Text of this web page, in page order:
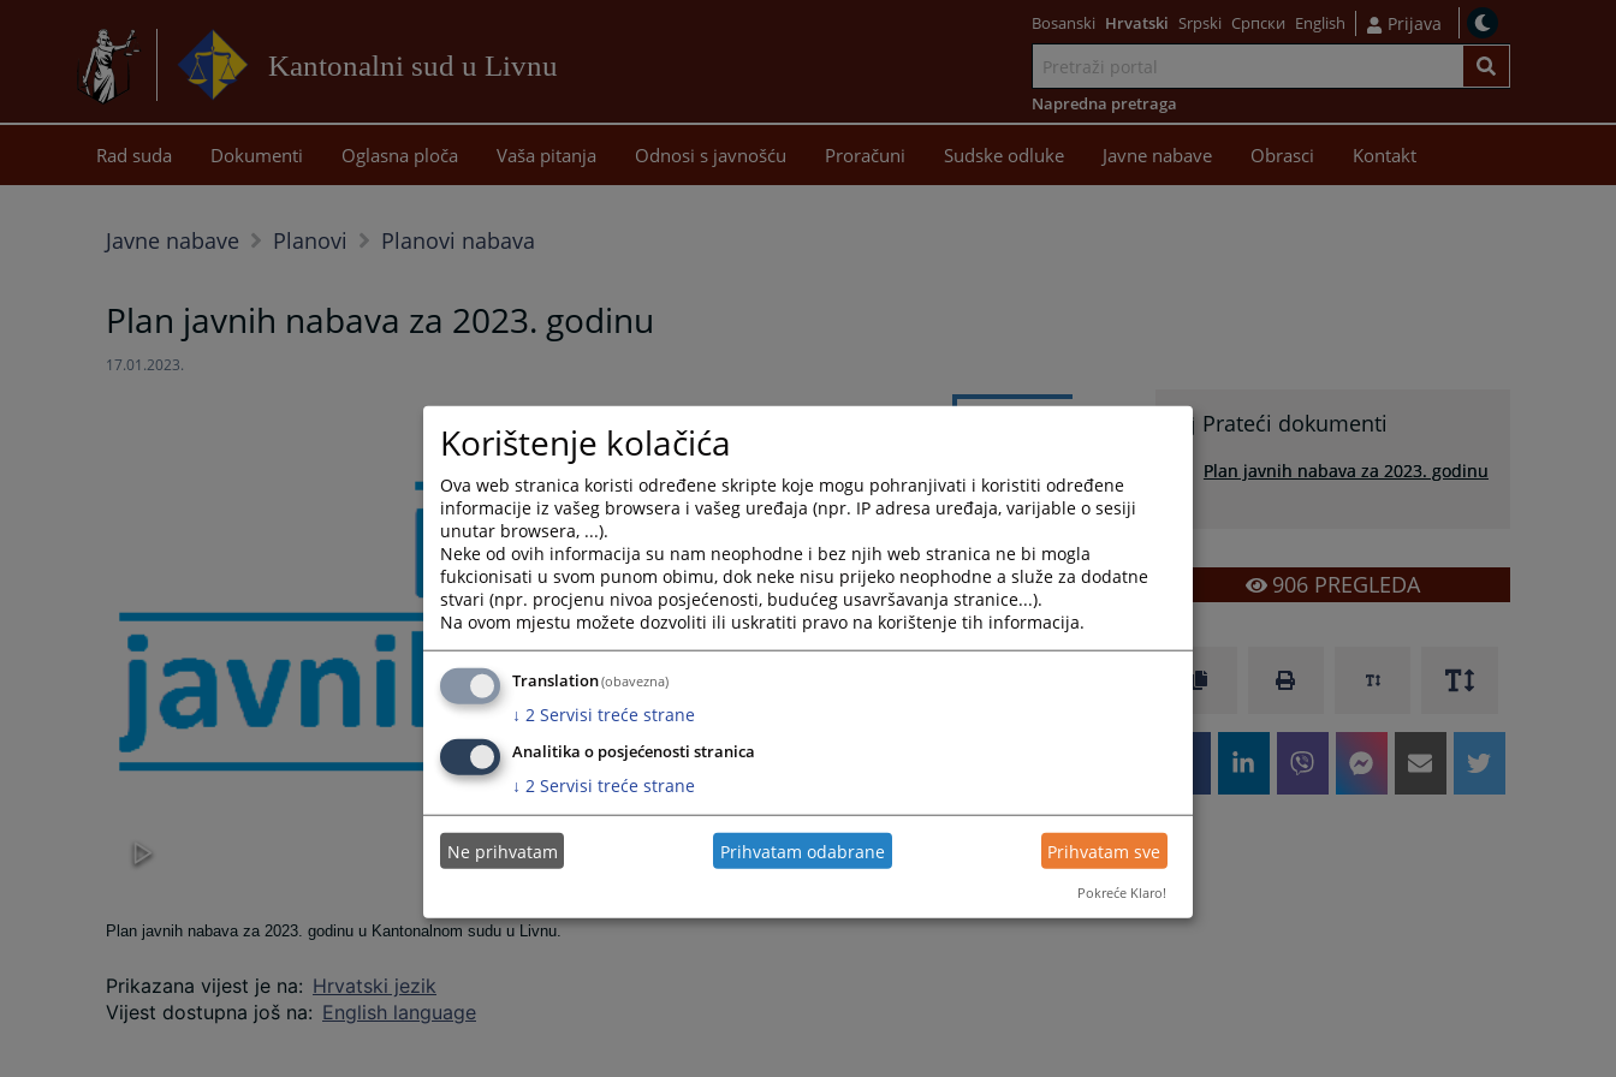
Kantonalni sud u Livnu
sadržaj
Bosanski Hrvatski Srpski Српски English Prijava
Napredna pretraga
Rad suda Dokumenti Oglasna ploča Vaša pitanja Odnosi s javnošću Proračuni Sudske odluke Javne nabave Obrasci Kontakt
Javne nabave Planovi Planovi nabava
Plan javnih nabava za 2023. godinu
17.01.2023.
Plan javnih nabava za 2023. godinu u Kantonalnom sudu u Livnu.
Prikazana vijest je na: Hrvatski jezik
Vijest dostupna još na: English language
Prateći dokumenti
Plan javnih nabava za 2023. godinu
906PREGLEDA
Korištenje kolačića
Ova web stranica koristi određene skripte koje mogu pohranjivati i koristiti određene
informacije iz vašeg browsera i vašeg uređaja (npr. IP adresa uređaja, varijable o sesiji
unutar browsera, ...).
Neke od ovih informacija su nam neophodne i bez njih web stranica ne bi mogla
fukcionisati u svom punom obimu, dok neke nisu prijeko neophodne a služe za dodatne
stvari (npr. procjenu nivoa posjećenosti, budućeg usavršavanja stranice...).
Na ovom mjestu možete dozvoliti ili uskratiti pravo na korištenje tih informacija.
Translation(obavezna)
↓ 2 Servisi treće strane
Analitika o posjećenosti stranica
↓ 2 Servisi treće strane
Ne prihvatam Prihvatam odabrane Prihvatam sve
Pokreće Klaro!